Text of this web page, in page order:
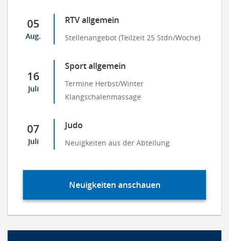
05
Aug.
RTV allgemein
Stellenangebot (Teilzeit 25 Stdn/Woche)
16
Juli
Sport allgemein
Termine Herbst/Winter
Klangschalenmassage
07
Juli
Judo
Neuigkeiten aus der Abteilung
Neuigkeiten anschauen